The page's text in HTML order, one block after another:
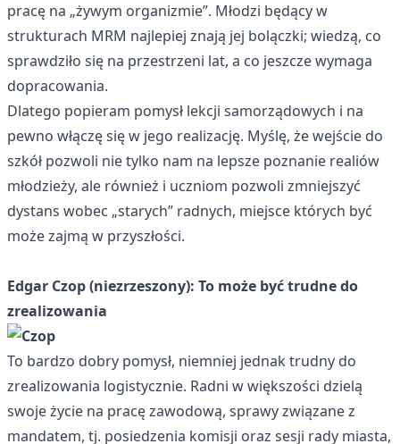
pracę na „żywym organizmie”. Młodzi będący w
strukturach MRM najlepiej znają jej bolączki; wiedzą, co
sprawdziło się na przestrzeni lat, a co jeszcze wymaga
dopracowania.
Dlatego popieram pomysł lekcji samorządowych i na
pewno włączę się w jego realizację. Myślę, że wejście do
szkół pozwoli nie tylko nam na lepsze poznanie realiów
młodzieży, ale również i uczniom pozwoli zmniejszyć
dystans wobec „starych” radnych, miejsce których być
może zajmą w przyszłości.
Edgar Czop (niezrzeszony): To może być trudne do
zrealizowania
To bardzo dobry pomysł, niemniej jednak trudny do
zrealizowania logistycznie. Radni w większości dzielą
swoje życie na pracę zawodową, sprawy związane z
mandatem, tj. posiedzenia komisji oraz sesji rady miasta,